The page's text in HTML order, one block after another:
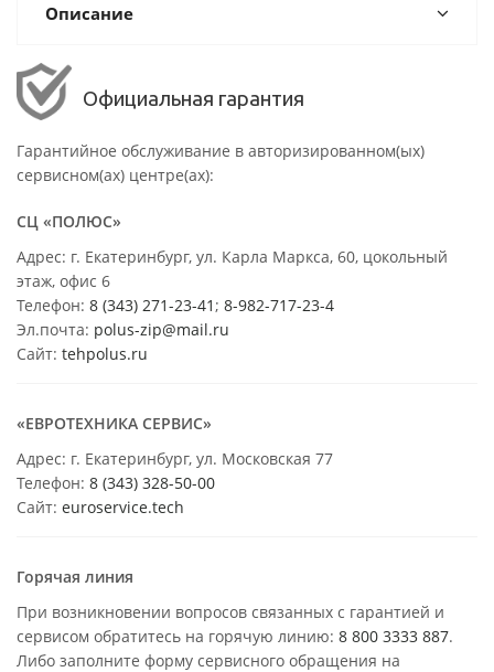
Описание
Официальная гарантия
Гарантийное обслуживание в авторизированном(ых)
сервисном(ах) центре(ах):
СЦ «ПОЛЮС»
Адрес: г. Екатеринбург, ул. Карла Маркса, 60, цокольный
этаж, офис 6
Телефон: 8 (343) 271-23-41; 8-982-717-23-4
Эл.почта: polus-zip@mail.ru
Сайт: tehpolus.ru
«ЕВРОТЕХНИКА СЕРВИС»
Адрес: г. Екатеринбург, ул. Московская 77
Телефон: 8 (343) 328-50-00
Сайт: euroservice.tech
Горячая линия
При возникновении вопросов связанных с гарантией и
сервисом обратитесь на горячую линию: 8 800 3333 887.
Либо заполните форму сервисного обращения на